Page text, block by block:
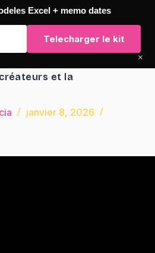
et la
janvier 8, 2026
Excel + memo dates
Telecharger le kit
×